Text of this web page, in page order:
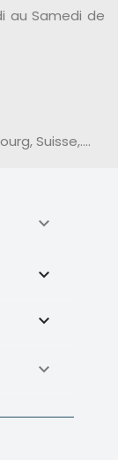
au Samedi de
Suisse,....



